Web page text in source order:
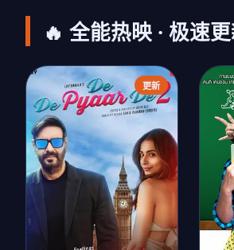
🔥 全能热映 · 极速
更新